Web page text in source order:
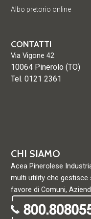
CHI SIAMO
Acea Pinerolese
multi utility che gestisce
favore di Comuni,
Albo pretorio online
CONTATTI
Via Vigone 42
10064 Pinerolo (TO)
Tel. 0121 2361